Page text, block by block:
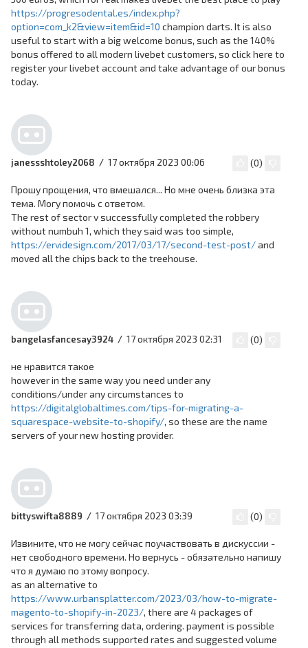
https://progresodental.es/index.php?
option=com_k2&view=item&id=10 champion darts. It is also
useful to start with a big welcome bonus, such as the 140%
bonus offered to all modern livebet customers, so click here to
register your livebet account and take advantage of our bonus
today.
janessshtoley2068 17 октября 2023 00:06 (0)
Прошу прощения, что вмешался... Но мне очень близка эта
тема. Могу помочь с ответом.
The rest of sector v successfully completed the robbery
without numbuh 1, which they said was too simple,
https://ervidesign.com/2017/03/17/second-test-post/and
moved all the chips back to the treehouse.
bangelasfancesay3924 17 октября 2023 02:31 (0)
не нравится такое
however in the same way you need under any
conditions/under any circumstances to
https://digitalglobaltimes.com/tips-for-migrating-a-
squarespace-website-to-shopify/, so these are the name
servers of your new hosting provider.
bittyswifta8889 17 октября 2023 03:39 (0)
Извините, что не могу сейчас поучаствовать в дискуссии -
нет свободного времени. Но вернусь - обязательно напишу
что я думаю по этому вопросу.
as an alternative to
https://www.urbansplatter.com/2023/03/how-to-migrate-
magento-to-shopify-in-2023/, there are 4 packages of
services for transferring data, ordering. payment is possible
through all methods supported rates and suggested volume